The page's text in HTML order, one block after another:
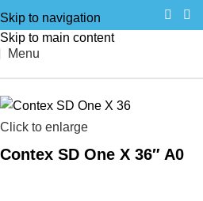
Skip to navigation
Skip to main content
Menu
Start Neu
Click to enlarge
Contex SD One X 36″ A0